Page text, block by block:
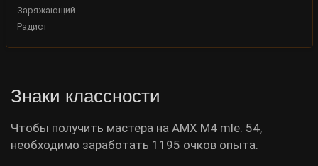
Заряжающий
Радист
Знаки классности
Чтобы получить мастера на AMX M4 mle. 54,
необходимо заработать 1195 очков опыта.